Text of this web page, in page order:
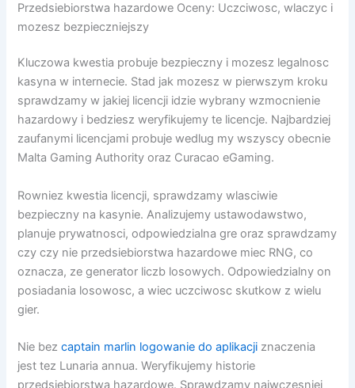
Przedsiebiorstwa hazardowe Oceny: Uczciwosc, wlaczyc i
mozesz bezpieczniejszy
Kluczowa kwestia probuje bezpieczny i mozesz legalnosc
kasyna w internecie. Stad jak mozesz w pierwszym kroku
sprawdzamy w jakiej licencji idzie wybrany wzmocnienie
hazardowy i bedziesz weryfikujemy te licencje. Najbardziej
zaufanymi licencjami probuje wedlug my wszyscy obecnie
Malta Gaming Authority oraz Curacao eGaming.
Rowniez kwestia licencji, sprawdzamy wlasciwie
bezpieczny na kasynie. Analizujemy ustawodawstwo,
planuje prywatnosci, odpowiedzialna gre oraz sprawdzamy
czy czy nie przedsiebiorstwa hazardowe miec RNG, co
oznacza, ze generator liczb losowych. Odpowiedzialny on
posiadania losowosc, a wiec uczciwosc skutkow z wielu
gier.
Nie bezcaptain marlin logowanie do aplikacji znaczenia
jest tez Lunaria annua. Weryfikujemy historie
przedsiebiorstwa hazardowe. Sprawdzamy najwczesniej